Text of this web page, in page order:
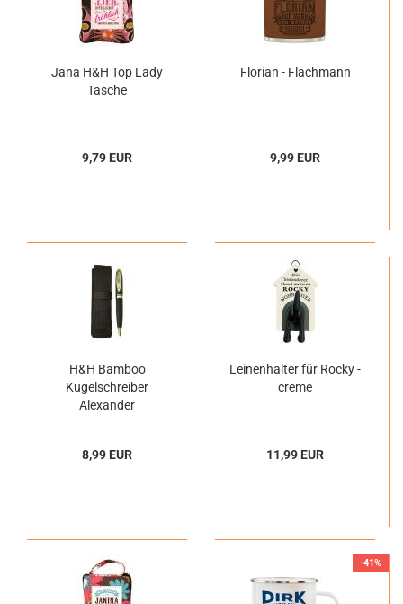
Jana H&H Top Lady
Tasche
9,79 EUR
Florian - Flachmann
9,99 EUR
H&H Bamboo
Kugelschreiber
Alexander
8,99 EUR
Leinenhalter für Rocky -
creme
11,99 EUR
-41%